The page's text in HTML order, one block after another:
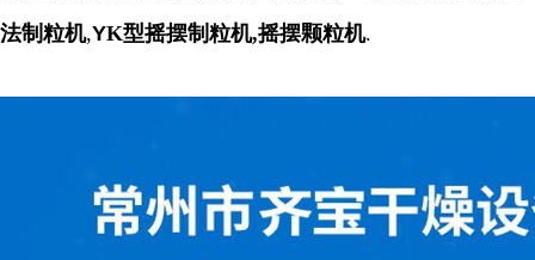
法制粒机,YK型摇摆制粒机,摇摆颗粒机.